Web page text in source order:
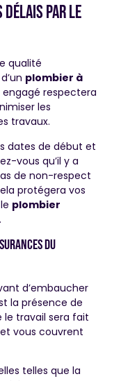
délais par le
qualité
plombier à
engagé respectera
les
travaux.
dates de début et
vous qu’il y a
de non-respect
protégera vos
plombier
du
d’embaucher
la présence de
le travail sera fait
vous couvrent
telles que la